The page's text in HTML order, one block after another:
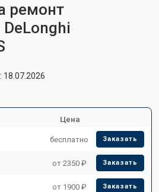
ремонт
18.07.2026
Цена
бесплатно Заказать
от 2350 ₽ Заказать
от 1900 ₽ Заказать